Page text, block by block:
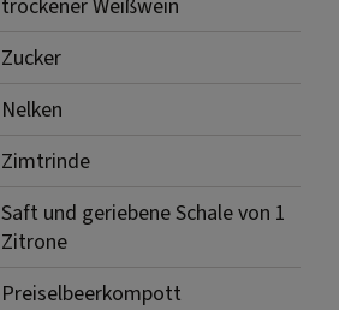
trockener Weißwein
Zucker
Nelken
Zimtrinde
Saft und geriebene Schale von 1
Zitrone
Preiselbeerkompott